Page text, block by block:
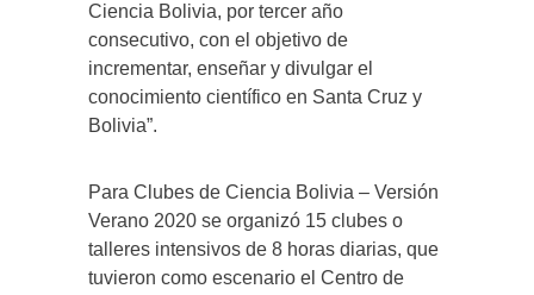
Ciencia Bolivia, por tercer año
consecutivo, con el objetivo de
incrementar, enseñar y divulgar el
conocimiento científico en Santa Cruz y
Bolivia”.
Para Clubes de Ciencia Bolivia – Versión
Verano 2020 se organizó 15 clubes o
talleres intensivos de 8 horas diarias, que
tuvieron como escenario el Centro de